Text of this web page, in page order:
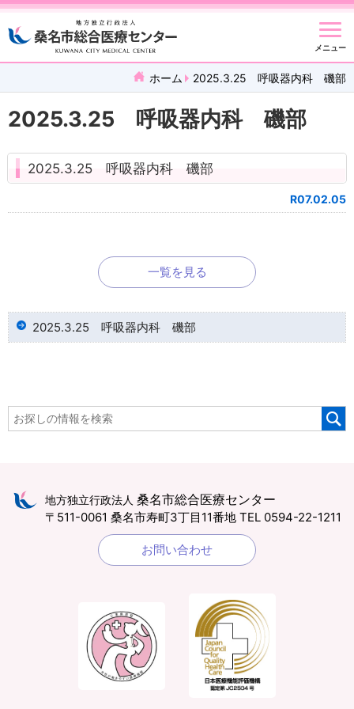
メニュー
ホーム 2025.3.25 呼吸器内科 磯部
2025.3.25 呼吸器内科 磯部
2025.3.25 呼吸器内科 磯部
R07.02.05
一覧を見る
2025.3.25 呼吸器内科 磯部
地方独立行政法人 桑名市総合医療センター
〒511-0061 桑名市寿町3丁目11番地 TEL 0594-22-1211
お問い合わせ